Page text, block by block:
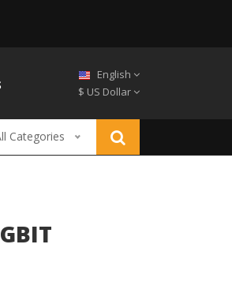
English
$ US Dollar
Categories